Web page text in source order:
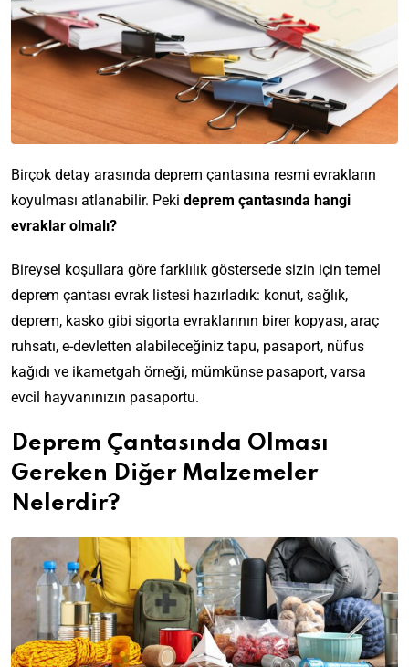
Birçok detay arasında deprem çantasına resmi evrakların
koyulması atlanabilir. Peki deprem çantasında hangi
evraklar olmalı?
Bireysel koşullara göre farklılık göstersede sizin için temel
deprem çantası evrak listesi hazırladık: konut, sağlık,
deprem, kasko gibi sigorta evraklarının birer kopyası, araç
ruhsatı, e-devletten alabileceğiniz tapu, pasaport, nüfus
kağıdı ve ikametgah örneği, mümkünse pasaport, varsa
evcil hayvanınızın pasaportu.
Deprem Çantasında Olması
Gereken Diğer Malzemeler
Nelerdir?